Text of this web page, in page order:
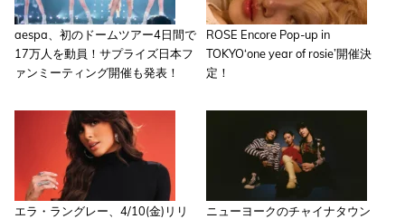
aespa、初のドームツアー4日間で
17万人を動員！サプライズ日本フ
ァンミーティング開催も発表！
ROSE Encore Pop-up in
TOKYO‘one year of rosie’開催決
定！
エラ・ラングレー、4/10(金)リリ
ニューヨークのチャイナタウン